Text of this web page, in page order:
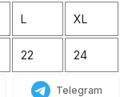
L XL
22 24
Telegram